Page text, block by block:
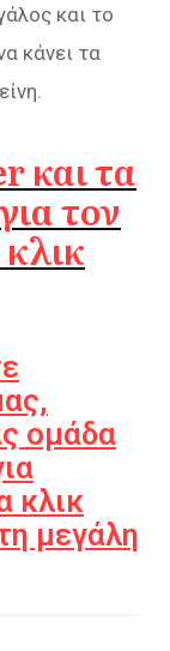
και το
κάνει τα
και τα
τον
ομάδα
κλικ
μεγάλη